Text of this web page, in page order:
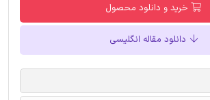
خرید و دانلود محصول
دانلود مقاله انگلیسی